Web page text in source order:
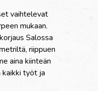
vaihtelevat
mukaan.
Salossa
riippuen
aina kiinteän
kaikki työt ja